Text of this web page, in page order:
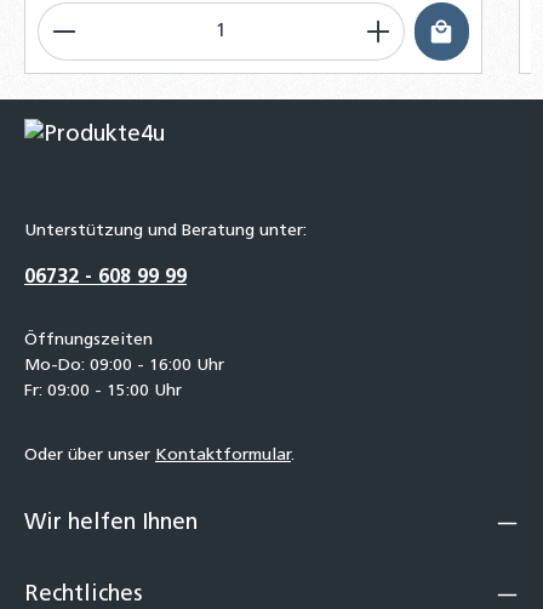
Produkt Anzahl: Gib den gewünschten Wert
Unterstützung und Beratung unter:
06732 - 608 99 99
Öffnungszeiten
Mo-Do: 09:00 - 16:00 Uhr
Fr: 09:00 - 15:00 Uhr
Oder über unser Kontaktformular.
Wir helfen Ihnen
Rechtliches